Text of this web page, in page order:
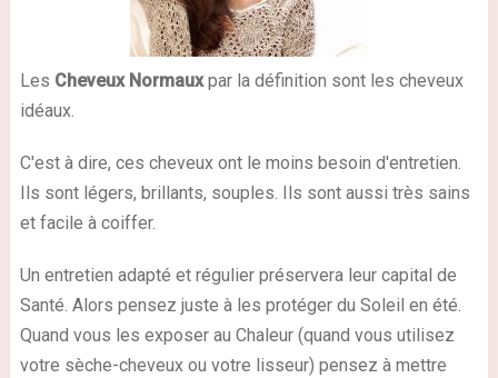
Les Cheveux Normauxpar la définition sont les cheveux
idéaux.
C'est à dire, ces cheveux ont le moins besoin d'entretien.
Ils sont légers, brillants, souples. Ils sont aussi très sains
et facile à coiffer.
Un entretien adapté et régulier préservera leur capital de
Santé. Alors pensez juste à les protéger du Soleil en été.
Quand vous les exposer au Chaleur (quand vous utilisez
votre sèche-cheveux ou votre lisseur) pensez à mettre